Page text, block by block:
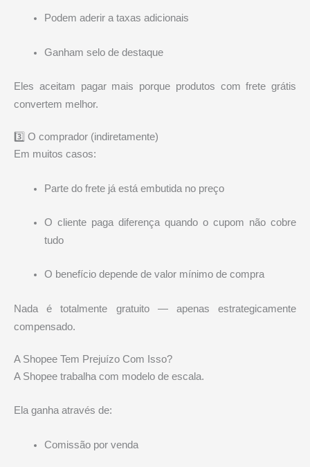
Podem aderir a taxas adicionais
Ganham selo de destaque
Eles aceitam pagar mais porque produtos com frete grátis
convertem melhor.
3️⃣ O comprador (indiretamente)
Em muitos casos:
Parte do frete já está embutida no preço
O cliente paga diferença quando o cupom não cobre
tudo
O benefício depende de valor mínimo de compra
Nada é totalmente gratuito — apenas estrategicamente
compensado.
A Shopee Tem Prejuízo Com Isso?
A Shopee trabalha com modelo de escala.
Ela ganha através de:
Comissão por venda